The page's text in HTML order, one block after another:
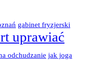
gabinet fryzjerski
uprawiać
odchudzanie jak joga